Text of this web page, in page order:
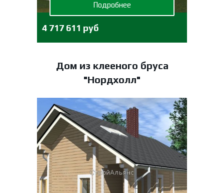
4 717 611 руб
Подробнее
Дом из клееного бруса
"Нордхолл"